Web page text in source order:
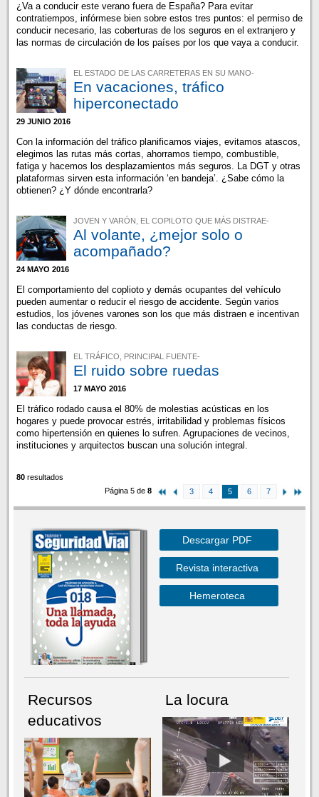
¿Va a conducir este verano fuera de España? Para evitar
contratiempos, infórmese bien sobre estos tres puntos: el permiso de
conducir necesario, las coberturas de los seguros en el extranjero y
las normas de circulación de los países por los que vaya a conducir.
EL ESTADO DE LAS CARRETERAS EN SU MANO-
En vacaciones, tráfico
hiperconectado
29 JUNIO 2016
Con la información del tráfico planificamos viajes, evitamos atascos,
elegimos las rutas más cortas, ahorramos tiempo, combustible,
fatiga y hacemos los desplazamientos más seguros. La DGT y otras
plataformas sirven esta información ‘en bandeja’. ¿Sabe cómo la
obtienen? ¿Y dónde encontrarla?
JOVEN Y VARÓN, EL COPILOTO QUE MÁS DISTRAE-
Al volante, ¿mejor solo o
acompañado?
24 MAYO 2016
El comportamiento del coplioto y demás ocupantes del vehículo
pueden aumentar o reducir el riesgo de accidente. Según varios
estudios, los jóvenes varones son los que más distraen e incentivan
las conductas de riesgo.
EL TRÁFICO, PRINCIPAL FUENTE-
El ruido sobre ruedas
17 MAYO 2016
El tráfico rodado causa el 80% de molestias acústicas en los
hogares y puede provocar estrés, irritabilidad y problemas físicos
como hipertensión en quienes lo sufren. Agrupaciones de vecinos,
instituciones y arquitectos buscan una solución integral.
80resultados
Página 5 de8 3 4 5 6 7
Descargar PDF
Revista interactiva
Hemeroteca
Recursos
educativos
La locura